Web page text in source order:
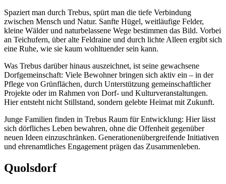
Spaziert man durch Trebus, spürt man die tiefe Verbindung
zwischen Mensch und Natur. Sanfte Hügel, weitläufige Felder,
kleine Wälder und naturbelassene Wege bestimmen das Bild. Vorbei
an Teichufern, über alte Feldraine und durch lichte Alleen ergibt sich
eine Ruhe, wie sie kaum wohltuender sein kann.
Was Trebus darüber hinaus auszeichnet, ist seine gewachsene
Dorfgemeinschaft: Viele Bewohner bringen sich aktiv ein – in der
Pflege von Grünflächen, durch Unterstützung gemeinschaftlicher
Projekte oder im Rahmen von Dorf- und Kulturveranstaltungen.
Hier entsteht nicht Stillstand, sondern gelebte Heimat mit Zukunft.
Junge Familien finden in Trebus Raum für Entwicklung: Hier lässt
sich dörfliches Leben bewahren, ohne die Offenheit gegenüber
neuen Ideen einzuschränken. Generationenübergreifende Initiativen
und ehrenamtliches Engagement prägen das Zusammenleben.
Quolsdorf